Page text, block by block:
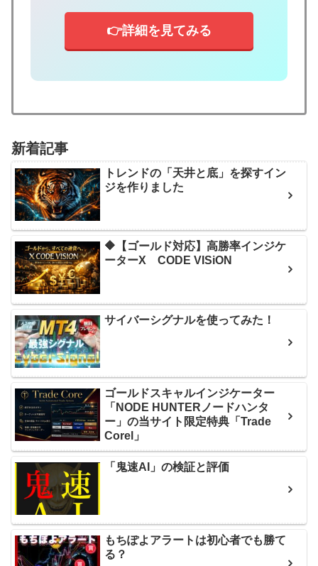
👉詳細を見てみる
新着記事
トレンドの「天井と底」を探すイン
ジを作りました
🔶【ゴールド対応】高勝率インジケ
ーターX CODE VISiON
サイバーシグナルを使ってみた！
ゴールドスキャルインジケーター
「NODE HUNTERノードハンタ
ー」の当サイト限定特典「Trade
Corel」
「鬼速AI」の検証と評価
もちぽよアラートは初心者でも勝て
る？